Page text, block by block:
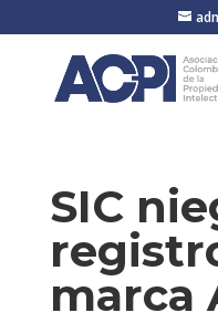
SIC
marca